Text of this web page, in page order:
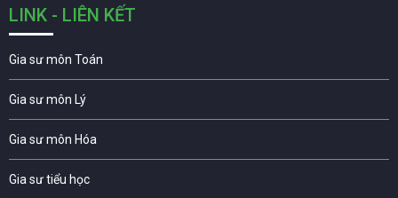
LINK - LIÊN KẾT
Gia sư môn Toán
Gia sư môn Lý
Gia sư môn Hóa
Gia sư tiểu học